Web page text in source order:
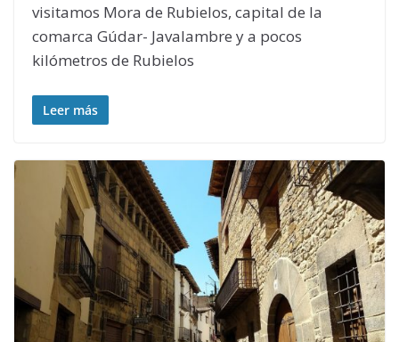
visitamos Mora de Rubielos, capital de la
comarca Gúdar- Javalambre y a pocos
kilómetros de Rubielos
Leer más